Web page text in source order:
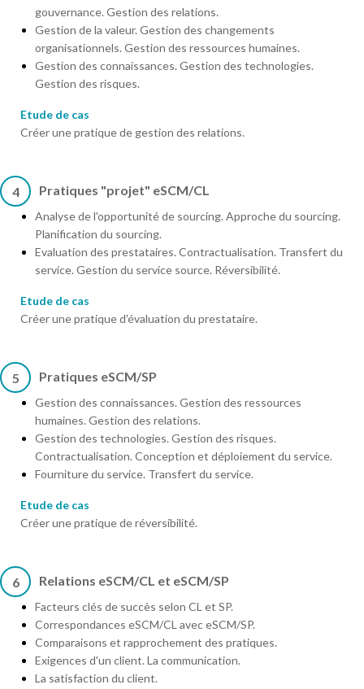
gouvernance. Gestion des relations.
Gestion de la valeur. Gestion des changements
organisationnels. Gestion des ressources humaines.
Gestion des connaissances. Gestion des technologies.
Gestion des risques.
Etude de cas
Créer une pratique de gestion des relations.
4 Pratiques "projet" eSCM/CL
Analyse de l'opportunité de sourcing. Approche du sourcing.
Planification du sourcing.
Evaluation des prestataires. Contractualisation. Transfert du
service. Gestion du service source. Réversibilité.
Etude de cas
Créer une pratique d'évaluation du prestataire.
5 Pratiques eSCM/SP
Gestion des connaissances. Gestion des ressources
humaines. Gestion des relations.
Gestion des technologies. Gestion des risques.
Contractualisation. Conception et déploiement du service.
Fourniture du service. Transfert du service.
Etude de cas
Créer une pratique de réversibilité.
6 Relations eSCM/CL et eSCM/SP
Facteurs clés de succès selon CL et SP.
Correspondances eSCM/CL avec eSCM/SP.
Comparaisons et rapprochement des pratiques.
Exigences d'un client. La communication.
La satisfaction du client.